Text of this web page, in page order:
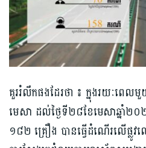
គួររំលឹកផងដែរថា ៖ ក្នុងរយៈពេល
មេសា ដល់ថ្ងៃទី២៨ខែមេសាឆ្នាំ
១៨២ គ្រឿង បានធ្វើដំណើរលើផ្លូ